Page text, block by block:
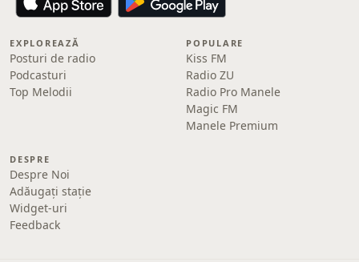
EXPLOREAZĂ
Posturi de radio
Podcasturi
Top Melodii
POPULARE
Kiss FM
Radio ZU
Radio Pro Manele
Magic FM
Manele Premium
DESPRE
Despre Noi
Adăugați stație
Widget-uri
Feedback